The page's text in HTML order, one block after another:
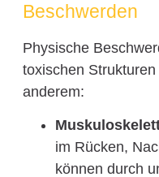
Beschwerden
Physische
toxischen
anderem:
im Rücken,
können durch